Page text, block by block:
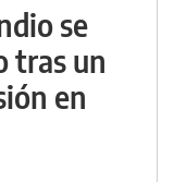
se
tras un
en